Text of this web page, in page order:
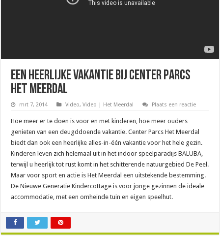
Een heerlijke vakantie bij Center Parcs
Het Meerdal
mrt 7, 2014 Video,Video | Het Meerdal Plaats een reactie
Hoe meer er te doen is voor en met kinderen, hoe meer ouders
genieten van een deugddoende vakantie. Center Parcs Het Meerdal
biedt dan ook een heerlijke alles-in-één vakantie voor het hele gezin.
Kinderen leven zich helemaal uit in het indoor speelparadijs BALUBA,
terwijl u heerlijk tot rust komt in het schitterende natuurgebied De Peel.
Maar voor sport en actie is Het Meerdal een uitstekende bestemming.
De Nieuwe Generatie Kindercottage is voor jonge gezinnen de ideale
accommodatie, met een omheinde tuin en eigen speelhut.